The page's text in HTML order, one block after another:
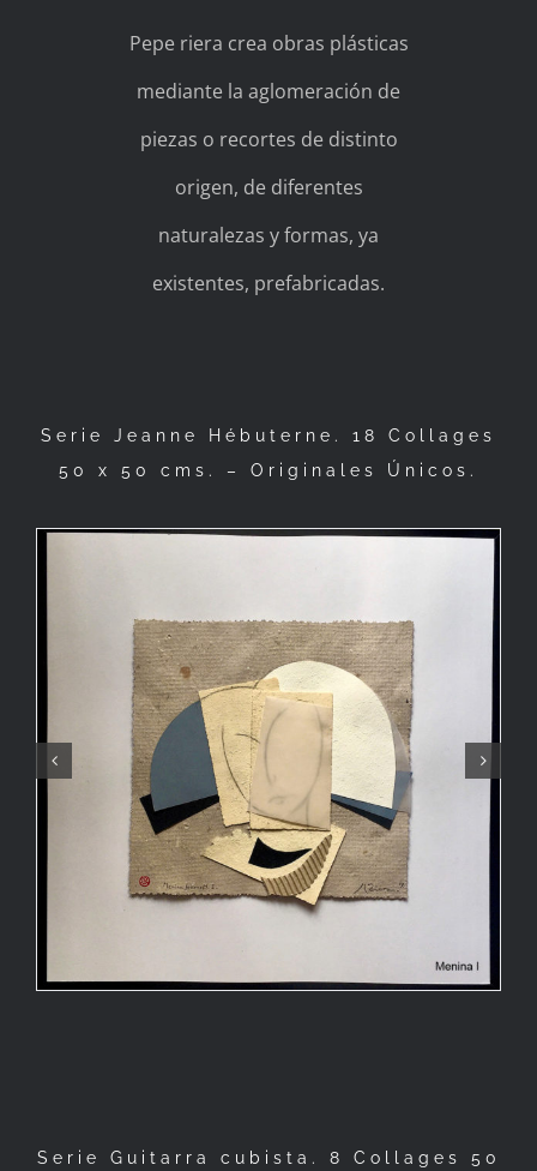
Pepe riera crea obras plásticas
mediante la aglomeración de
piezas o recortes de distinto
origen, de diferentes
naturalezas y formas, ya
existentes, prefabricadas.
Serie Jeanne Hébuterne. 18 Collages
50 x 50 cms. – Originales Únicos.
Serie Guitarra cubista. 8 Collages 50